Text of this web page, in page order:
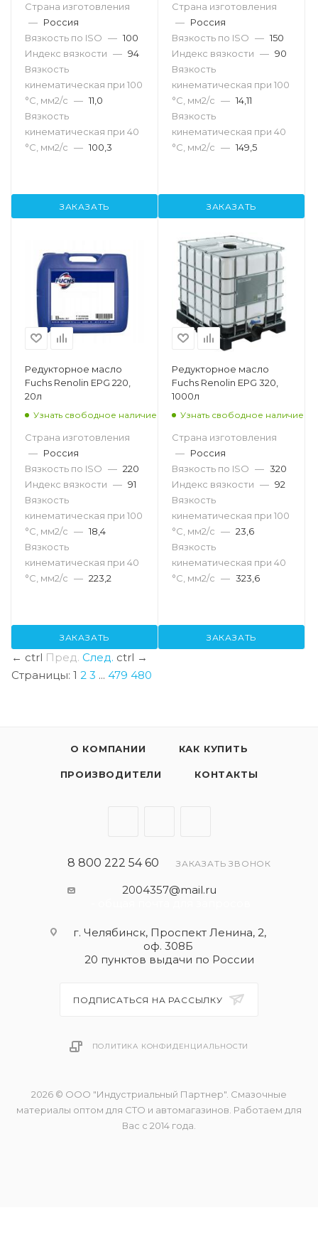
Страна изготовления
— Россия
Вязкость по ISO — 100
Индекс вязкости — 94
Вязкость
кинематическая при 100
°С, мм2/с — 11,0
Вязкость
кинематическая при 40
°С, мм2/с — 100,3
ЗАКАЗАТЬ
Страна изготовления
— Россия
Вязкость по ISO — 150
Индекс вязкости — 90
Вязкость
кинематическая при 100
°С, мм2/с — 14,11
Вязкость
кинематическая при 40
°С, мм2/с — 149,5
ЗАКАЗАТЬ
Редукторное масло
Fuchs Renolin EPG 220,
20л
Узнать свободное наличие
Страна изготовления
— Россия
Вязкость по ISO — 220
Индекс вязкости — 91
Вязкость
кинематическая при 100
°С, мм2/с — 18,4
Вязкость
кинематическая при 40
°С, мм2/с — 223,2
ЗАКАЗАТЬ
Редукторное масло
Fuchs Renolin EPG 320,
1000л
Узнать свободное наличие
Страна изготовления
— Россия
Вязкость по ISO — 320
Индекс вязкости — 92
Вязкость
кинематическая при 100
°С, мм2/с — 23,6
Вязкость
кинематическая при 40
°С, мм2/с — 323,6
ЗАКАЗАТЬ
← ctrl Пред. След. ctrl →
Страницы: 1 2 3 ... 479 480
О КОМПАНИИ КАК КУПИТЬ
ПРОИЗВОДИТЕЛИ КОНТАКТЫ
8 800 222 54 60 ЗАКАЗАТЬ ЗВОНОК
2004357@mail.ru
г. Челябинск, Проспект Ленина, 2,
оф. 308Б
20 пунктов выдачи по России
ПОДПИСАТЬСЯ НА РАССЫЛКУ
ПОЛИТИКА КОНФИДЕНЦИАЛЬНОСТИ
2026 © ООО "Индустриальный Партнер". Смазочные
материалы оптом для СТО и автомагазинов. Работаем для
Вас с 2014 года.